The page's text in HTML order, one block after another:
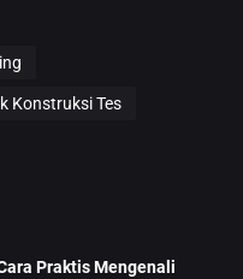
Konstruksi Tes
Praktis Mengenali